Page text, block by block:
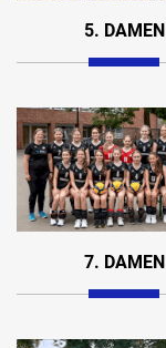
5. DAMEN
7. DAMEN